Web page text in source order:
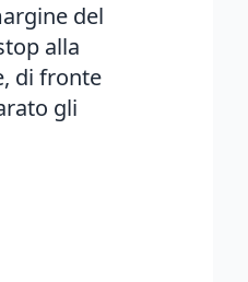
del
alla
di fronte
gli